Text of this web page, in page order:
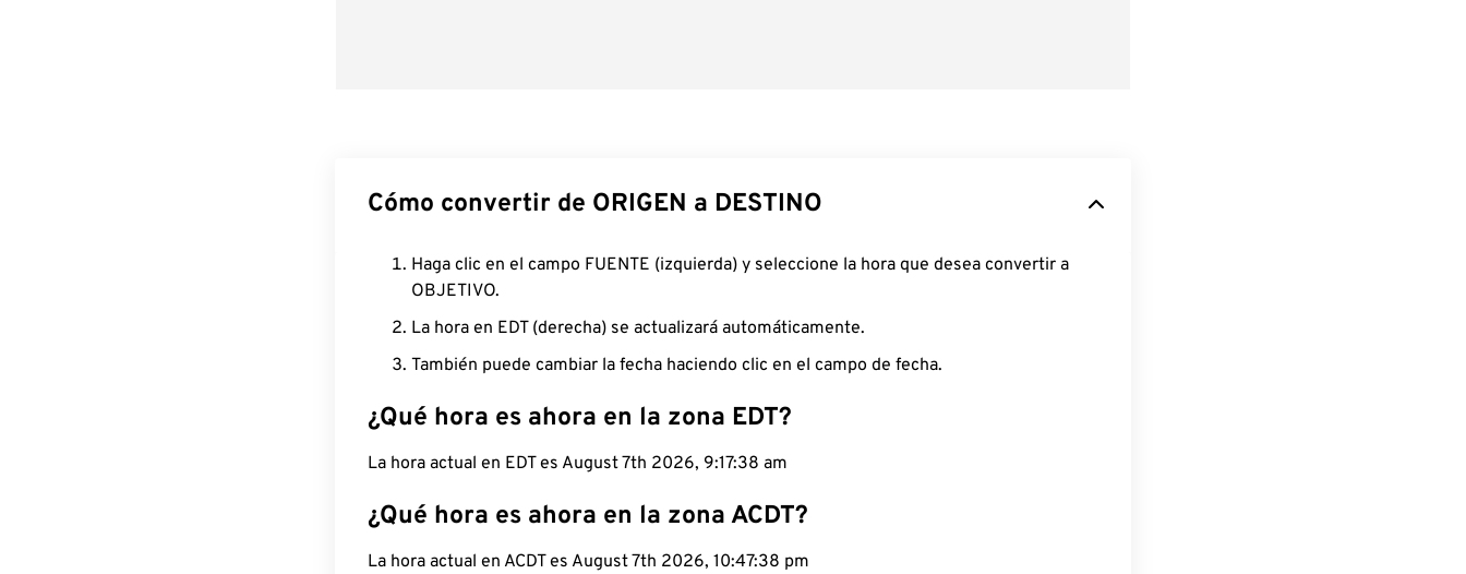
Cómo convertir de ORIGEN a DESTINO
Haga clic en el campo FUENTE (izquierda) y seleccione la hora que desea convertir a
OBJETIVO.
La hora en EDT (derecha) se actualizará automáticamente.
También puede cambiar la fecha haciendo clic en el campo de fecha.
¿Qué hora es ahora en la zona EDT?
La hora actual en EDT es August 7th 2026, 9:17:39 am
¿Qué hora es ahora en la zona ACDT?
La hora actual en ACDT es August 7th 2026, 10:47:39 pm